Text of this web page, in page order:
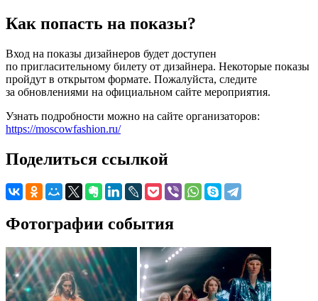
Как попасть на показы?
Вход на показы дизайнеров будет доступен
по пригласительному билету от дизайнера. Некоторые показы
пройдут в открытом формате. Пожалуйста, следите
за обновлениями на официальном сайте мероприятия.
Узнать подробности можно на сайте организаторов:
https://moscowfashion.ru/
Поделиться ссылкой
Фотографии события